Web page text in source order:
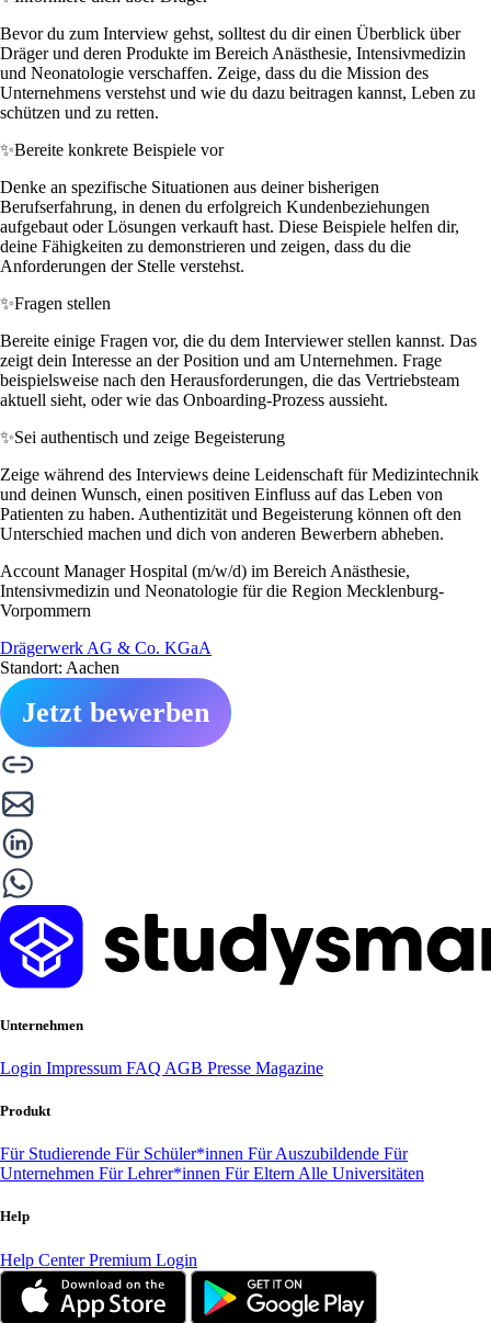
Bevor du zum Interview gehst, solltest du dir einen Überblick über
Dräger und deren Produkte im Bereich Anästhesie, Intensivmedizin
und Neonatologie verschaffen. Zeige, dass du die Mission des
Unternehmens verstehst und wie du dazu beitragen kannst, Leben zu
schützen und zu retten.
✨Bereite konkrete Beispiele vor
Denke an spezifische Situationen aus deiner bisherigen
Berufserfahrung, in denen du erfolgreich Kundenbeziehungen
aufgebaut oder Lösungen verkauft hast. Diese Beispiele helfen dir,
deine Fähigkeiten zu demonstrieren und zeigen, dass du die
Anforderungen der Stelle verstehst.
✨Fragen stellen
Bereite einige Fragen vor, die du dem Interviewer stellen kannst. Das
zeigt dein Interesse an der Position und am Unternehmen. Frage
beispielsweise nach den Herausforderungen, die das Vertriebsteam
aktuell sieht, oder wie das Onboarding-Prozess aussieht.
✨Sei authentisch und zeige Begeisterung
Zeige während des Interviews deine Leidenschaft für Medizintechnik
und deinen Wunsch, einen positiven Einfluss auf das Leben von
Patienten zu haben. Authentizität und Begeisterung können oft den
Unterschied machen und dich von anderen Bewerbern abheben.
Account Manager Hospital (m/w/d) im Bereich Anästhesie,
Intensivmedizin und Neonatologie für die Region Mecklenburg-
Vorpommern
Drägerwerk AG & Co. KGaA
Standort: Aachen
Jetzt bewerben
Unternehmen
Login Impressum FAQ AGB Presse Magazine
Produkt
Für Studierende Für Schüler*innen Für Auszubildende Für
Unternehmen Für Lehrer*innen Für Eltern Alle Universitäten
Help
Help CenterPremium Login